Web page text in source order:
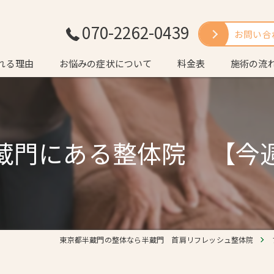
070-2262-0439 お問い
る理由 お悩みの症状について 料金表 施術の流
にある整体院 【今週
東京都半蔵門の整体なら半蔵門 首肩リフレッシュ整体院